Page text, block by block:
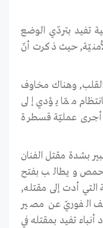
تفيد بتردّي الوضع
حيث ذكرت أنّ
وهناك مخاوف
ممّا يؤدي إلى
أجرى عمليّة قسطرة
بشدة مقتل الفنان
حمص ويطالب بفتح
أدت إلى مقتله,
الفوريّ عن مصير
تفيد بمقتله في